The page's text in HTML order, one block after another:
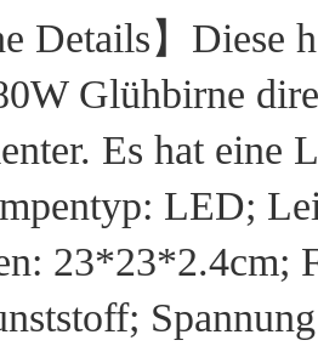
Details】Diese
Glühbirne
Es hat eine
LED;
23*23*2.4cm;